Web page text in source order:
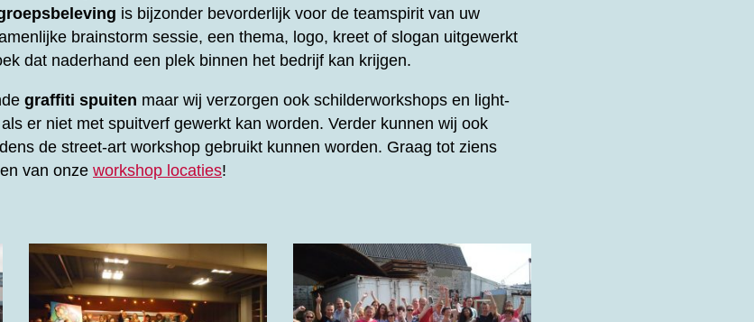
is bijzonder bevorderlijk voor de teamspirit van uw
brainstorm sessie, een thema, logo, kreet of slogan uitgewerkt
dat naderhand een plek binnen het bedrijf kan krijgen.
graffiti spuiten maar wij verzorgen ook schilderworkshops en light-
er niet met spuitverf gewerkt kan worden. Verder kunnen wij ook
de street-art workshop gebruikt kunnen worden. Graag tot ziens
van onze workshop locaties!